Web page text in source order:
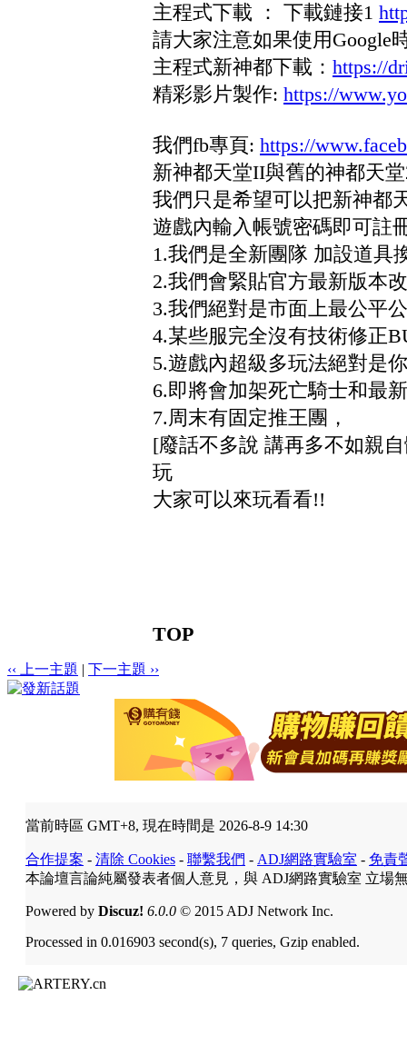
主程式下載 ： 下載鏈接1
請大家注意如果使用Google
主程式新神都下載： https://
精彩影片製作: https://
我們fb專頁: https://
新神都天堂II與舊的神都天
我們只是希望可以把新神都
遊戲內輸入帳號密碼即可註
1.我們是全新團隊 加設道具
2.我們會緊貼官方最新版本
3.我們絕對是市面上最公平
4.某些服完全沒有技術修正
5.遊戲內超級多玩法絕對是
6.即將會加架死亡騎士和最
7.周末有固定推王團，
[廢話不多說 講再多不如親
玩
大家可以來玩看看!!
TOP
‹‹ 上一主題 | 下一主題 ››
當前時區 GMT+8, 現在時間是 2026-8-9 14:30
合作提案 - 清除 Cookies - 聯繫我們 - ADJ網路實驗室 - 免責
本論壇言論純屬發表者個人意見，與 ADJ網路實驗室 立場
Powered by Discuz! 6.0.0 © 2015 ADJ Network Inc.
Processed in 0.016903 second(s), 7 queries, Gzip enabled.